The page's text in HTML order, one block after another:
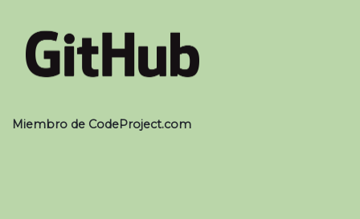
Miembro de CodeProject.com